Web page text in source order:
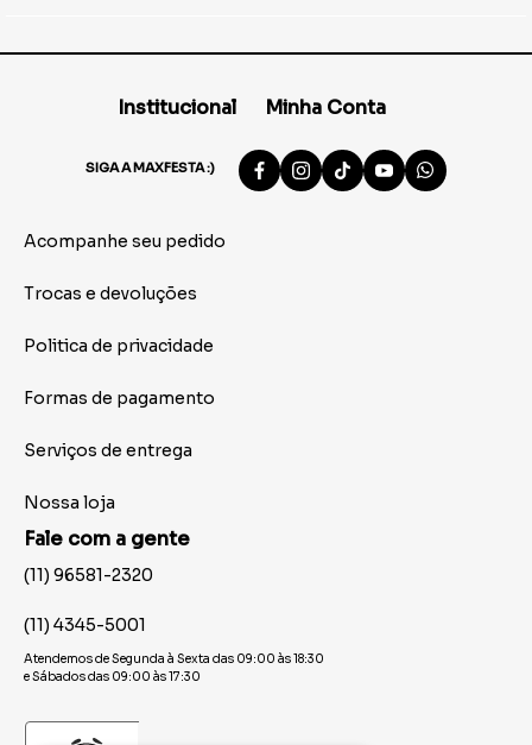
Institucional Minha Conta
SIGA A MAXFESTA :)
Acompanhe seu pedido
Trocas e devoluções
Politica de privacidade
Formas de pagamento
Serviços de entrega
Nossa loja
Fale com a gente
(11) 96581-2320
(11) 4345-5001
Atendemos de Segunda à Sexta das 09:00 às 18:30
e Sábados das 09:00 às 17:30